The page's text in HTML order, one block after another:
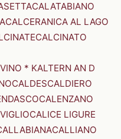
CALATABIANO
CALCERANICA AL LAGO
CALCINATO
* KALTERN AN D
CALDESCALDIERO
CALENZANO
CALICE LIGURE
CALLIANO